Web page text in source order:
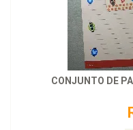
CONJUNTO DE